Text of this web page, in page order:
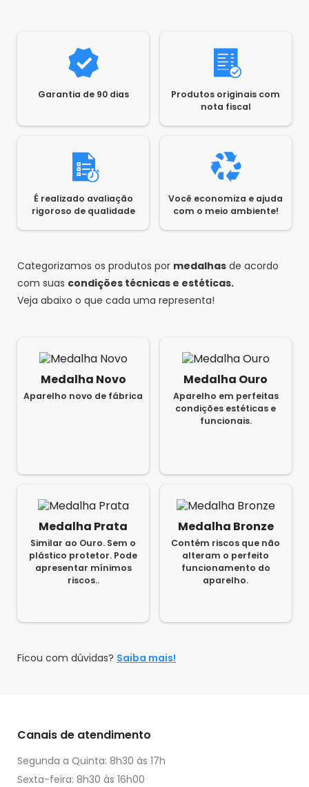
Garantia de 90 dias
Produtos originais com
nota fiscal
É realizado avaliação
rigoroso de qualidade
Você economiza e ajuda
com o meio ambiente!
Categorizamos os produtos por medalhas de acordo
com suas condições técnicas e estéticas.
Veja abaixo o que cada uma representa!
Medalha Novo
Aparelho novo de fábrica
Medalha Ouro
Aparelho em perfeitas
condições estéticas e
funcionais.
Medalha Prata
Similar ao Ouro. Sem o
plástico protetor. Pode
apresentar mínimos
riscos..
Medalha Bronze
Contém riscos que não
alteram o perfeito
funcionamento do
aparelho.
Ficou com dúvidas? Saiba mais!
Canais de atendimento
Segunda a Quinta: 8h30 às 17h
Sexta-feira: 8h30 às 16h00